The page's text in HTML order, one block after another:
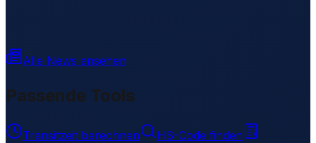
Alle News ansehen
Passende Tools
Transitzeit berechnen
HS-Code finden